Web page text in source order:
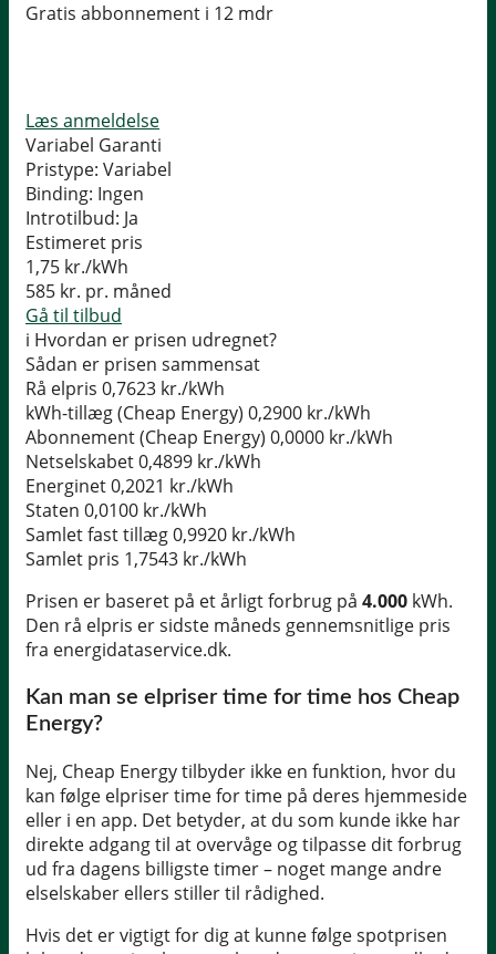
Gratis abbonnement i 12 mdr
Læs anmeldelse
Variabel Garanti
Pristype: Variabel
Binding: Ingen
Introtilbud: Ja
Estimeret pris
1,75 kr./kWh
585 kr. pr. måned
Gå til tilbud
i Hvordan er prisen udregnet?
Sådan er prisen sammensat
Rå elpris 0,7623 kr./kWh
kWh-tillæg (Cheap Energy) 0,2900 kr./kWh
Abonnement (Cheap Energy) 0,0000 kr./kWh
Netselskabet0,4899 kr./kWh
Energinet0,2021 kr./kWh
Staten 0,0100 kr./kWh
Samlet fast tillæg0,9920 kr./kWh
Samlet pris 1,7543 kr./kWh
Prisen er baseret på et årligt forbrug på 4.000 kWh.
Den rå elpris er sidste måneds gennemsnitlige pris
fra energidataservice.dk.
Kan man se elpriser time for time hos Cheap
Energy?
Nej, Cheap Energy tilbyder ikke en funktion, hvor du
kan følge elpriser time for time på deres hjemmeside
eller i en app. Det betyder, at du som kunde ikke har
direkte adgang til at overvåge og tilpasse dit forbrug
ud fra dagens billigste timer – noget mange andre
elselskaber ellers stiller til rådighed.
Hvis det er vigtigt for dig at kunne følge spotprisen